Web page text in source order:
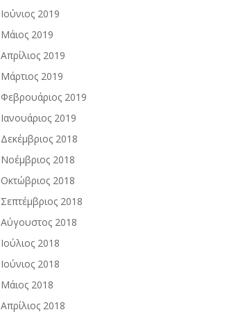
Ιούνιος 2019
Μάιος 2019
Απρίλιος 2019
Μάρτιος 2019
Φεβρουάριος 2019
Ιανουάριος 2019
Δεκέμβριος 2018
Νοέμβριος 2018
Οκτώβριος 2018
Σεπτέμβριος 2018
Αύγουστος 2018
Ιούλιος 2018
Ιούνιος 2018
Μάιος 2018
Απρίλιος 2018